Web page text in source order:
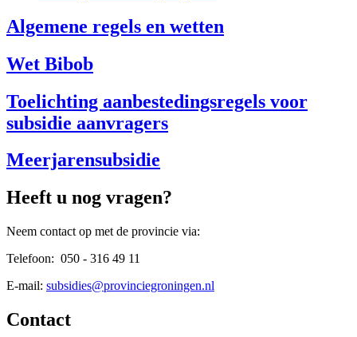
Algemene regels en wetten
Wet Bibob
Toelichting aanbestedingsregels voor
subsidie aanvragers
Meerjarensubsidie
Heeft u nog vragen?
Neem contact op met de provincie via:
Telefoon: 050 - 316 49 11
E-mail: subsidies@provinciegroningen.nl
Contact